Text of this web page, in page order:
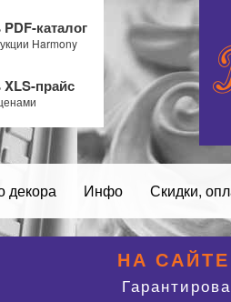
каталог
Harmony
XLS-прайс
декора Инфо Скидки,
НА